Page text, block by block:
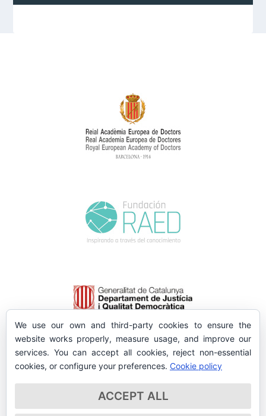
We use our own and third-party cookies to ensure the
website works properly, measure usage, and improve our
services. You can accept all cookies, reject non-essential
cookies, or configure your preferences. Cookie policy
ACCEPT ALL